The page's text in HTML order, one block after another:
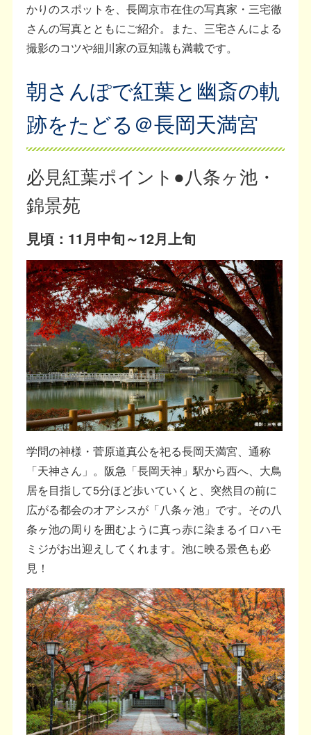
かりのスポットを、長岡京市在住の写真家・三宅徹
さんの写真とともにご紹介。また、三宅さんによる
撮影のコツや細川家の豆知識も満載です。
朝さんぽで紅葉と幽斎の軌
跡をたどる＠長岡天満宮
必見紅葉ポイント●八条ヶ池・
錦景苑
見頃：11月中旬～12月上旬
学問の神様・菅原道真公を祀る長岡天満宮、通称
「天神さん」。阪急「長岡天神」駅から西へ、大鳥
居を目指して5分ほど歩いていくと、突然目の前に
広がる都会のオアシスが「八条ヶ池」です。その八
条ヶ池の周りを囲むように真っ赤に染まるイロハモ
ミジがお出迎えしてくれます。池に映る景色も必
見！